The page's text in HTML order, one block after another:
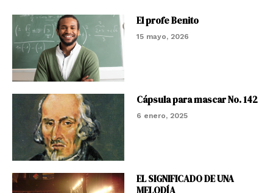
El profe Benito
15 mayo, 2026
Cápsula para mascar No. 142
6 enero, 2025
EL SIGNIFICADO DE UNA
MELODÍA